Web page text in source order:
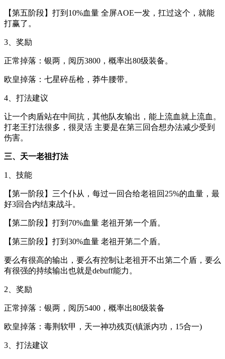
【第五阶段】打到10%血量 全屏AOE一发，扛过这个，就能
打赢了。
3、奖励
正常掉落：银两，阅历3800，概率出80级装备。
欧皇掉落：七星碎岳枪，莽牛腰带。
4、打法建议
让一个肉盾站在中间抗，其他队友输出，能上流血就上流血。
打老王打法很多，很灵活 主要是在第三回合想办法减少受到
伤害。
三、天一老祖打法
1、技能
【第一阶段】三个仆从，每过一回合给老祖回25%的血量，最
好3回合内结束战斗。
【第二阶段】打到70%血量 老祖开第一个盾。
【第三阶段】打到30%血量 老祖开第二个盾。
要么有很高的输出，要么有控制让老祖开不出第二个盾，要么
有很强的持续输出也就是debuff能力。
2、奖励
正常掉落：银两，阅历5400，概率出80级装备
欧皇掉落：毒荆软甲，天一神功残页(镇派内功，15合一)
3、打法建议